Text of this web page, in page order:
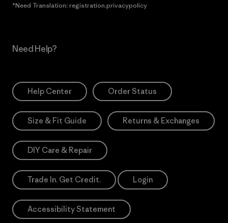
*Need Translation: registration.privacypolicy
Need Help?
Help Center Order Status
Size & Fit Guide Returns & Exchanges
DIY Care & Repair
Trade In. Get Credit. Login
Accessibility Statement